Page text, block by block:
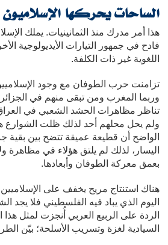
الساحات يحركها الإسلاميون
هذا أمر مدرك منذ الثمانينيات. يملك
فادح في جمهور التيارات الأيديولوجية
اللغوية غير ذات الكلفة.
تزامنت حرب الطوفان مع وجود
وربما المغرب ومن تبقى منهم في
تناظر مظاهرات الحشد الشعبي في
ولم يحل محلهم أحد لذلك ظلت الشوارع
الواضح أن قطيعة عميقة تتضح بين بقية
اليسار، لذلك لم يلتق هؤلاء في مظاهرة
بعمق معركة الطوفان وأبعادها.
هناك استنتاج مريح يخفف على الإسلاميين
اليوم الذي يباد فيه الفلسطيني فلا يجد
الردة على الربيع العربي أُنجزت لمثل هذا
السيادية لغزة وتسريب الأسلحة؛ بيّن